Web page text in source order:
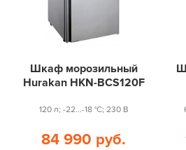
Шкаф морозильный
Hurakan HKN-BCS120F
120 л; -22...-18 °С; 230 В
84 990 руб.